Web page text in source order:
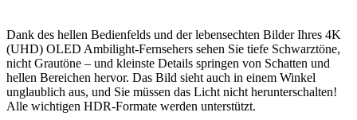
Dank des hellen Bedienfelds und der lebensechten Bilder Ihres 4K
(UHD) OLED Ambilight-Fernsehers sehen Sie tiefe Schwarztöne,
nicht Grautöne – und kleinste Details springen von Schatten und
hellen Bereichen hervor. Das Bild sieht auch in einem Winkel
unglaublich aus, und Sie müssen das Licht nicht herunterschalten!
Alle wichtigen HDR-Formate werden unterstützt.